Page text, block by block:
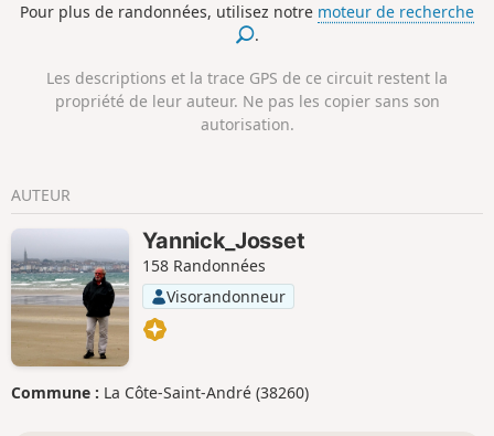
généreusement
Pour plus de randonnées, utilisez notre moteur de recherche
.
Les descriptions et la trace GPS de ce circuit restent la
propriété de leur auteur. Ne pas les copier sans son
autorisation.
AUTEUR
Yannick_Josset
158 Randonnées
Visorandonneur
Commune : La Côte-Saint-André (38260)